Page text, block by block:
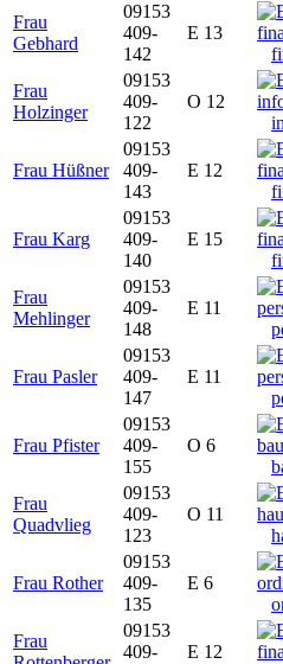
Frau
Gebhard
09153
409-
142
E 13
Frau
Holzinger
09153
409-
122
O 12
Frau Hüßner
09153
409-
143
E 12
Frau Karg
09153
409-
140
E 15
Frau
Mehlinger
09153
409-
148
E 11
Frau Pasler
09153
409-
147
E 11
Frau Pfister
09153
409-
155
O 6
Frau
Quadvlieg
09153
409-
123
O 11
Frau Rother
09153
409-
135
E 6
Frau
09153
409-
E 12